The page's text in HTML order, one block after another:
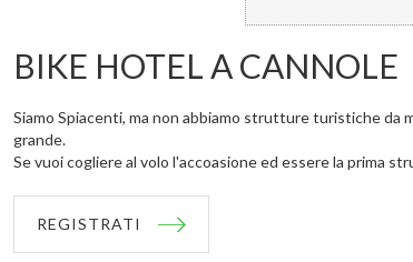
BIKE HOTEL A CANNOLE
Siamo Spiacenti, ma non abbiamo strutture turistiche da
grande.
Se vuoi cogliere al volo l'accoasione ed essere la prima
REGISTRATI